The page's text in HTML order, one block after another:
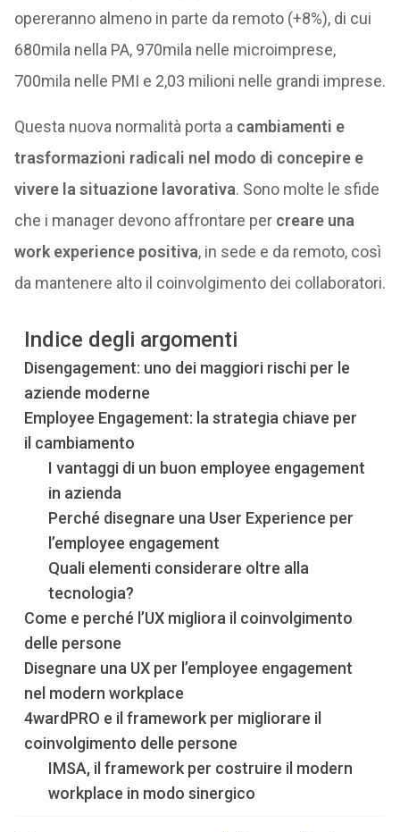
opereranno almeno in parte da remoto (+8%), di cui
680mila nella PA, 970mila nelle microimprese,
700mila nelle PMI e 2,03 milioni nelle grandi imprese.
Questa nuova normalità porta a cambiamenti e
trasformazioni radicali nel modo di concepire e
vivere la situazione lavorativa. Sono molte le sfide
che i manager devono affrontare per creare una
work experience positiva, in sede e da remoto, così
da mantenere alto il coinvolgimento dei collaboratori.
Indice degli argomenti
Disengagement: uno dei maggiori rischi per le
aziende moderne
Employee Engagement: la strategia chiave per
il cambiamento
I vantaggi di un buon employee engagement
in azienda
Perché disegnare una User Experience per
l’employee engagement
Quali elementi considerare oltre alla
tecnologia?
Come e perché l’UX migliora il coinvolgimento
delle persone
Disegnare una UX per l’employee engagement
nel modern workplace
4wardPRO e il framework per migliorare il
coinvolgimento delle persone
IMSA, il framework per costruire il modern
workplace in modo sinergico